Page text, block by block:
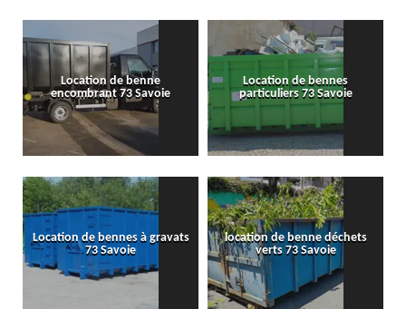
Location de benne
encombrant 73 Savoie
Location de bennes
particuliers 73 Savoie
Location de bennes à gravats
73 Savoie
location de benne déchets
verts 73 Savoie